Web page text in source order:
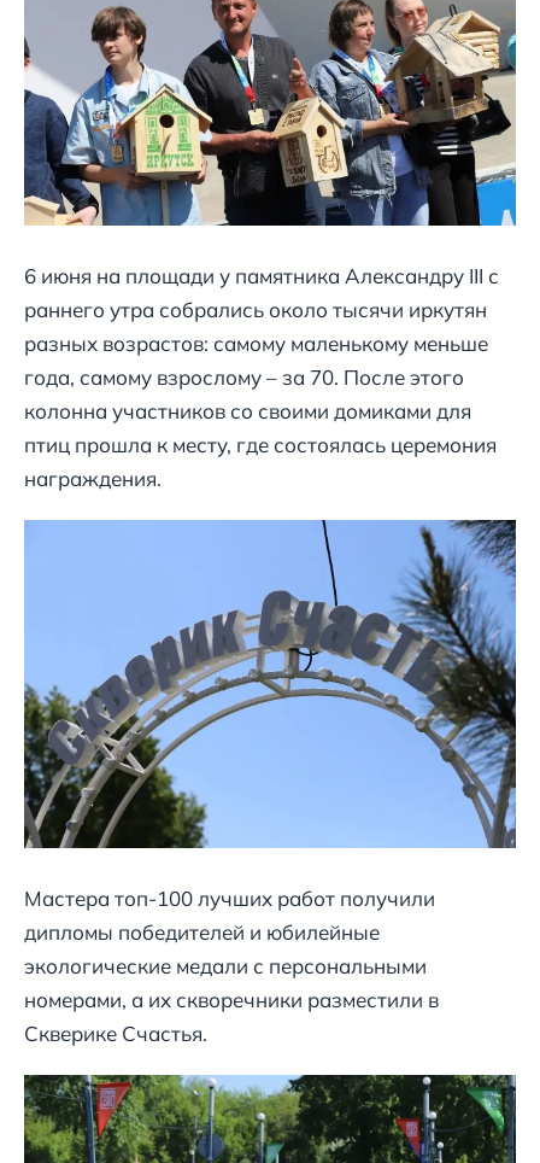
6 июня на площади у памятника Александру III с
раннего утра собрались около тысячи иркутян
разных возрастов: самому маленькому меньше
года, самому взрослому – за 70. После этого
колонна участников со своими домиками для
птиц прошла к месту, где состоялась церемония
награждения.
Мастера топ-100 лучших работ получили
дипломы победителей и юбилейные
экологические медали с персональными
номерами, а их скворечники разместили в
Скверике Счастья.